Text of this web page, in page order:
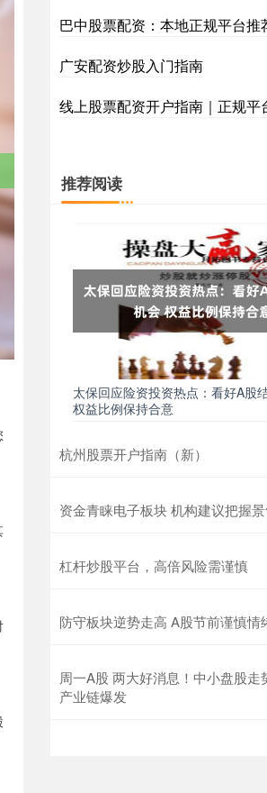
巴中股票配资：本地正规平台推
广安配资炒股入门指南
线上股票配资开户指南｜正规平
推荐阅读
太保回应险资投资热点：看好A股
权益比例保持合意
杭州股票开户指南（新）
资金青睐电子板块 机构建议把握
杠杆炒股平台，高倍风险需谨慎
防守板块逆势走高 A股节前谨慎情
周一A股 两大好消息！中小盘股走
产业链爆发